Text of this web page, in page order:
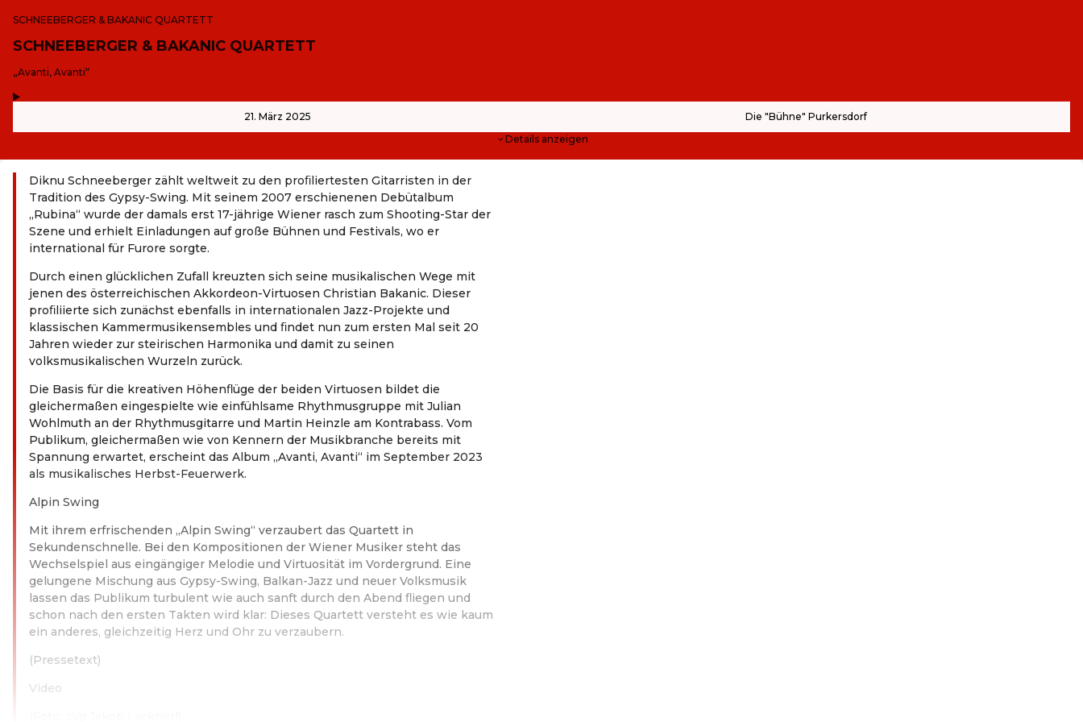
SCHNEEBERGER & BAKANIC QUARTETT
SCHNEEBERGER & BAKANIC QUARTETT
-„Avanti, Avanti“
21. März 2025 Die "Bühne" Purkersdorf
Details anzeigen
Diknu Schneeberger zählt weltweit zu den proﬁliertesten Gitarristen in der
Tradition des Gypsy-Swing. Mit seinem 2007 erschienenen Debütalbum
„Rubina“ wurde der damals erst 17-jährige Wiener rasch zum Shooting-Star der
Szene und erhielt Einladungen auf große Bühnen und Festivals, wo er
international für Furore sorgte.
Durch einen glücklichen Zufall kreuzten sich seine musikalischen Wege mit
jenen des österreichischen Akkordeon-Virtuosen Christian Bakanic. Dieser
proﬁliierte sich zunächst ebenfalls in internationalen Jazz-Projekte und
klassischen Kammermusikensembles und ﬁndet nun zum ersten Mal seit 20
Jahren wieder zur steirischen Harmonika und damit zu seinen
volksmusikalischen Wurzeln zurück.
Die Basis für die kreativen Höhenﬂüge der beiden Virtuosen bildet die
gleichermaßen eingespielte wie einfühlsame Rhythmusgruppe mit Julian
Wohlmuth an der Rhythmusgitarre und Martin Heinzle am Kontrabass. Vom
Publikum, gleichermaßen wie von Kennern der Musikbranche bereits mit
Spannung erwartet, erscheint das Album „Avanti, Avanti“ im September 2023
als musikalisches Herbst-Feuerwerk.
Alpin Swing
Mit ihrem erfrischenden „Alpin Swing“ verzaubert das Quartett in
Sekundenschnelle. Bei den Kompositionen der Wiener Musiker steht das
Wechselspiel aus eingängiger Melodie und Virtuosität im Vordergrund. Eine
gelungene Mischung aus Gypsy-Swing, Balkan-Jazz und neuer Volksmusik
lassen das Publikum turbulent wie auch sanft durch den Abend ﬂiegen und
schon nach den ersten Takten wird klar: Dieses Quartett versteht es wie kaum
ein anderes, gleichzeitig Herz und Ohr zu verzaubern.
(Pressetext)
Video